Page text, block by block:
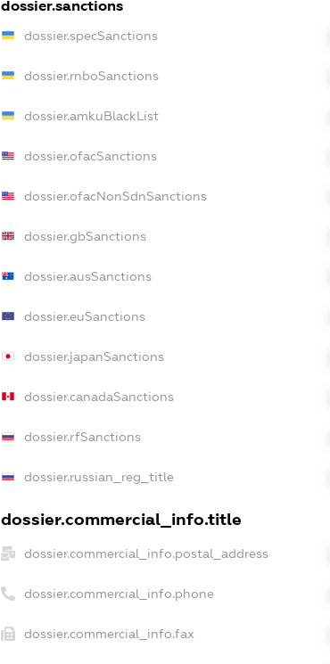
dossier.sanctions
dossier.specSanctions
dossier.rnboSanctions
dossier.amkuBlackList
dossier.ofacSanctions
dossier.ofacNonSdnSanctions
dossier.gbSanctions
dossier.ausSanctions
dossier.euSanctions
dossier.japanSanctions
dossier.canadaSanctions
dossier.rfSanctions
dossier.russian_reg_title
dossier.commercial_info.title
dossier.commercial_info.postal_address
dossier.commercial_info.phone
dossier.commercial_info.fax